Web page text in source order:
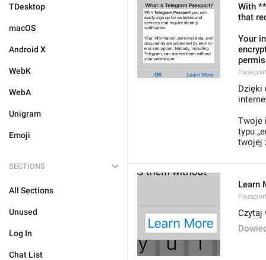
TDesktop
macOS
Android X
WebK
WebA
Unigram
Emoji
SECTIONS
All Sections
Unused
Log In
Chat List
With
that
Your
Dzięki
Twoje
typu
twojej
Learn
Czytaj